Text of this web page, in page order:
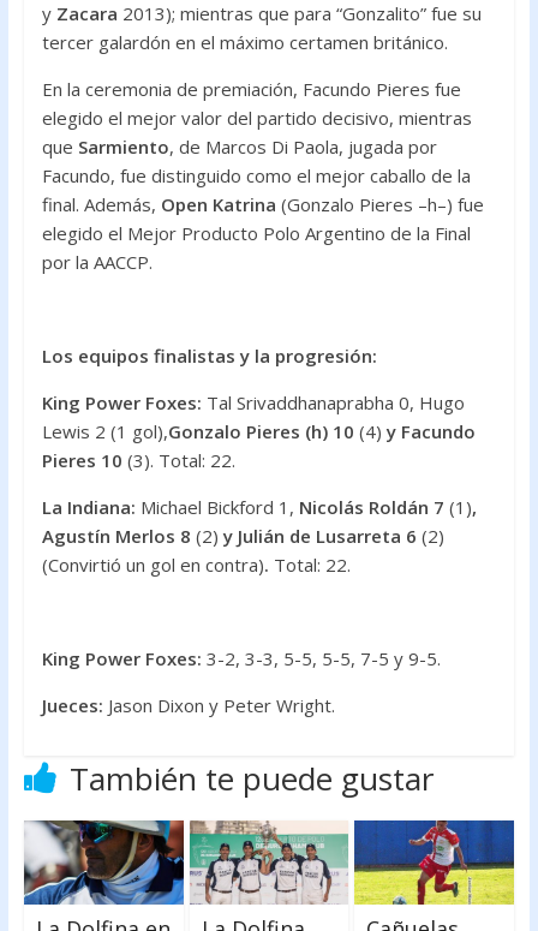
y Zacara 2013); mientras que para “Gonzalito” fue su
tercer galardón en el máximo certamen británico.
En la ceremonia de premiación, Facundo Pieres fue
elegido el mejor valor del partido decisivo, mientras
que Sarmiento, de Marcos Di Paola, jugada por
Facundo, fue distinguido como el mejor caballo de la
final. Además, Open Katrina (Gonzalo Pieres –h–) fue
elegido el Mejor Producto Polo Argentino de la Final
por la AACCP.
Los equipos finalistas y la progresión:
King Power Foxes: Tal Srivaddhanaprabha 0, Hugo
Lewis 2 (1 gol),Gonzalo Pieres (h) 10 (4)y Facundo
Pieres 10 (3). Total: 22.
La Indiana: Michael Bickford 1, Nicolás Roldán 7 (1),
Agustín Merlos 8 (2)y Julián de Lusarreta 6 (2)
(Convirtió un gol en contra). Total: 22.
King Power Foxes: 3-2, 3-3, 5-5, 5-5, 7-5 y 9-5.
Jueces: Jason Dixon y Peter Wright.
También te puede gustar